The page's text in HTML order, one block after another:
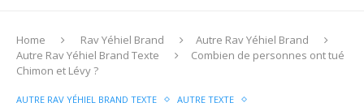
Home Rav Yéhiel Brand
Autre Rav Yéhiel Brand
Autre Rav Yéhiel Brand Texte
Combien de personnes ont tué
Chimon et Lévy ?
AUTRE RAV YÉHIEL BRAND TEXTE
AUTRE TEXTE